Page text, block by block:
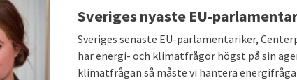
Sveriges nyaste EU-
Sveriges senaste EU-parlamentariker,
har energi- och klimatfrågor högst på sin
klimatfrågan så måste vi hantera